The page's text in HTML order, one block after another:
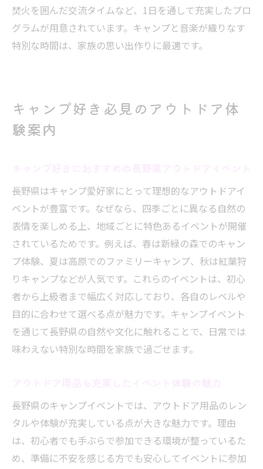
焚火を囲んだ交流タイムなど、1日を通して充実したプロ
グラムが用意されています。キャンプと音楽が織りなす
特別な時間は、家族の思い出作りに最適です。
キャンプ好き必見のアウトドア体
験案内
長野県はキャンプ愛好家にとって理想的なアウトドアイ
ベントが豊富です。なぜなら、四季ごとに異なる自然の
表情を楽しめる上、地域ごとに特色あるイベントが開催
されているためです。例えば、春は新緑の森でのキャン
プ体験、夏は高原でのファミリーキャンプ、秋は紅葉狩
りキャンプなどが人気です。これらのイベントは、初心
者から上級者まで幅広く対応しており、各自のレベルや
目的に合わせて選べる点が魅力です。キャンプイベント
を通じて長野県の自然や文化に触れることで、日常では
味わえない特別な時間を家族で過ごせます。
長野県のキャンプイベントでは、アウトドア用品のレン
タルや体験が充実している点が大きな魅力です。理由
は、初心者でも手ぶらで参加できる環境が整っているた
め、準備に不安を感じる方でも安心してイベントに参加